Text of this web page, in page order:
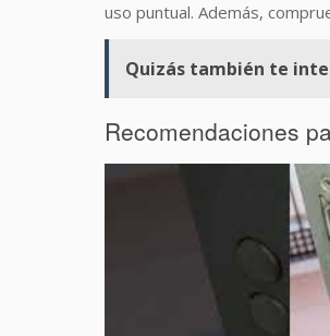
uso puntual. Además,
Quizás también te
Recomendaciones